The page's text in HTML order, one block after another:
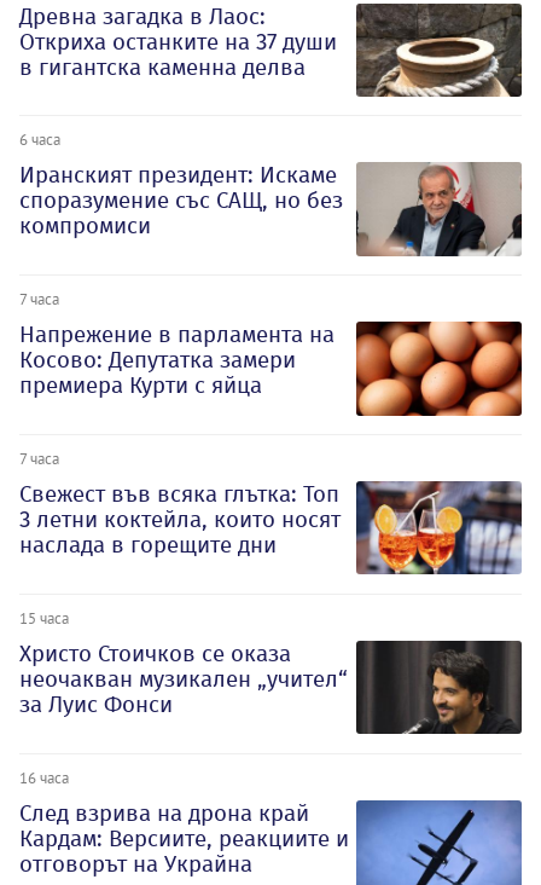
Древна загадка в Лаос:
Откриха останките на 37 души
в гигантска каменна делва
6 часа
Иранският президент: Искаме
споразумение със САЩ, но без
компромиси
7 часа
Напрежение в парламента на
Косово: Депутатка замери
премиера Курти с яйца
7 часа
Свежест във всяка глътка: Топ
3 летни коктейла, които носят
наслада в горещите дни
15 часа
Христо Стоичков се оказа
неочакван музикален „учител“
за Луис Фонси
16 часа
След взрива на дрона край
Кардам: Версиите, реакциите и
отговорът на Украйна